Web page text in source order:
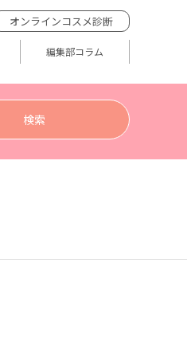
オンラインコスメ診断
編集部コラム